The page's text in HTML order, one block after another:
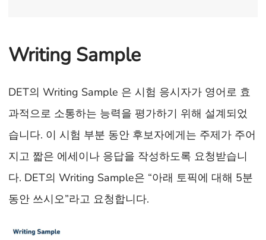
Writing Sample
DET의 Writing Sample 은 시험 응시자가 영어로 효
과적으로 소통하는 능력을 평가하기 위해 설계되었
습니다. 이 시험 부분 동안 후보자에게는 주제가 주어
지고 짧은 에세이나 응답을 작성하도록 요청받습니
다. DET의 Writing Sample은 “아래 토픽에 대해 5분
동안 쓰시오”라고 요청합니다.